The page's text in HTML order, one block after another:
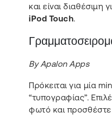
και είναι διαθέσιμη
iPod Touch.
By Apalon Apps
Πρόκειται για μία
“τυπογραφίας”.
φωτό και προσθέστε